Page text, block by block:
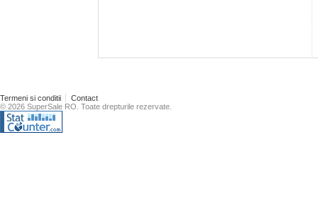
Termeni si conditii
Contact
© 2026 SuperSale RO. Toate drepturile rezervate.